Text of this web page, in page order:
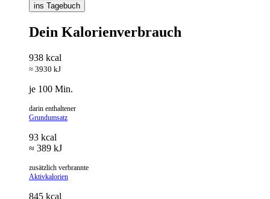
ins Tagebuch
Dein Kalorienverbrauch
938 kcal
≈ 3930 kJ
je 100 Min.
darin enthaltener
Grundumsatz
93 kcal
≈ 389 kJ
zusätzlich verbrannte
Aktivkalorien
845 kcal